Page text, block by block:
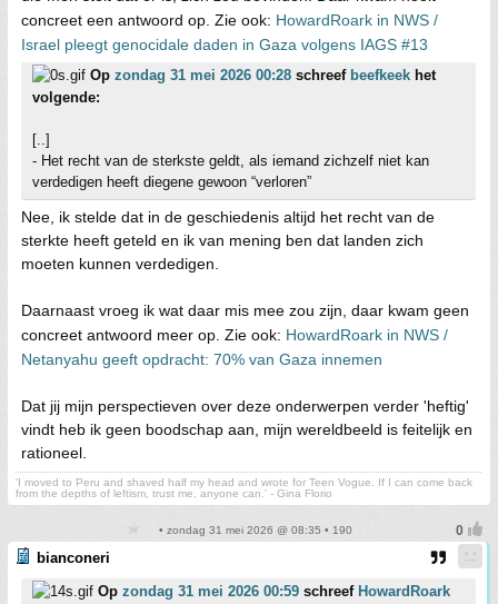
concreet een antwoord op. Zie ook: HowardRoark in NWS /
Israel pleegt genocidale daden in Gaza volgens IAGS #13
Op zondag 31 mei 2026 00:28 schreef beefkeek het
volgende:
[..]
- Het recht van de sterkste geldt, als iemand zichzelf niet kan
verdedigen heeft diegene gewoon “verloren”
Nee, ik stelde dat in de geschiedenis altijd het recht van de
sterkte heeft geteld en ik van mening ben dat landen zich
moeten kunnen verdedigen.
Daarnaast vroeg ik wat daar mis mee zou zijn, daar kwam geen
concreet antwoord meer op. Zie ook: HowardRoark in NWS /
Netanyahu geeft opdracht: 70% van Gaza innemen
Dat jij mijn perspectieven over deze onderwerpen verder 'heftig'
vindt heb ik geen boodschap aan, mijn wereldbeeld is feitelijk en
rationeel.
'I moved to Peru and shaved half my head and wrote for Teen Vogue. If I can come back
from the depths of leftism, trust me, anyone can.' - Gina Florio
• zondag 31 mei 2026 @ 08:35 • 190
bianconeri
Op zondag 31 mei 2026 00:59 schreef HowardRoark